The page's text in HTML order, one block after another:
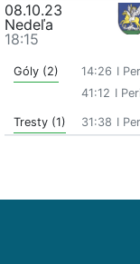
08.10.23
Nedeľa
18:15
Góly (2) 14:26 I
41:12 I
Tresty (1) 31:38 I